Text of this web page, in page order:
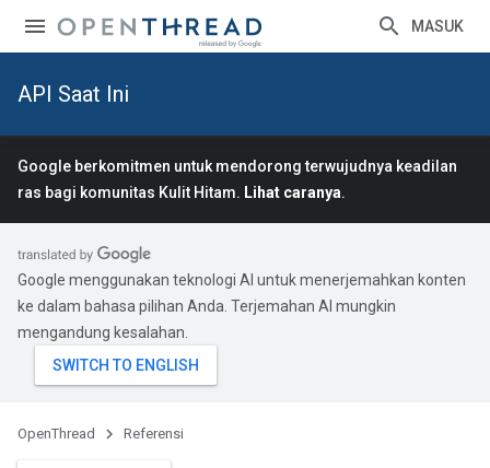
MASUK
API Saat Ini
Google berkomitmen untuk mendorong terwujudnya keadilan
ras bagi komunitas Kulit Hitam. Lihat caranya.
Google menggunakan teknologi AI untuk menerjemahkan konten
ke dalam bahasa pilihan Anda. Terjemahan AI mungkin
mengandung kesalahan.
OpenThread Referensi